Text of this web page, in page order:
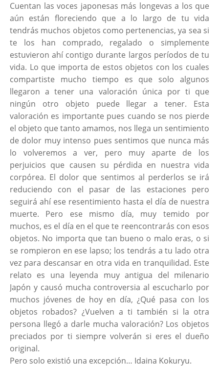
Cuentan las voces japonesas más longevas a los que
aún están floreciendo que a lo largo de tu vida
tendrás muchos objetos como pertenencias, ya sea si
te los han comprado, regalado o simplemente
estuvieron ahí contigo durante largos períodos de tu
vida. Lo que importa de estos objetos con los cuales
compartiste mucho tiempo es que solo algunos
llegaron a tener una valoración única por ti que
ningún otro objeto puede llegar a tener. Esta
valoración es importante pues cuando se nos pierde
el objeto que tanto amamos, nos llega un sentimiento
de dolor muy intenso pues sentimos que nunca más
lo volveremos a ver, pero muy aparte de los
perjuicios que causen su pérdida en nuestra vida
corpórea. El dolor que sentimos al perderlos se irá
reduciendo con el pasar de las estaciones pero
seguirá ahí ese resentimiento hasta el día de nuestra
muerte. Pero ese mismo día, muy temido por
muchos, es el día en el que te reencontrarás con esos
objetos. No importa que tan bueno o malo eras, o si
se rompieron en ese lapso; los tendrás a tu lado otra
vez para descansar en otra vida en tranquilidad. Este
relato es una leyenda muy antigua del milenario
Japón y causó mucha controversia al escucharlo por
muchos jóvenes de hoy en día, ¿Qué pasa con los
objetos robados? ¿Vuelven a ti también si la otra
persona llegó a darle mucha valoración? Los objetos
preciados por ti siempre volverán si eres el dueño
original.
Pero solo existió una excepción… Idaina Kokuryu.